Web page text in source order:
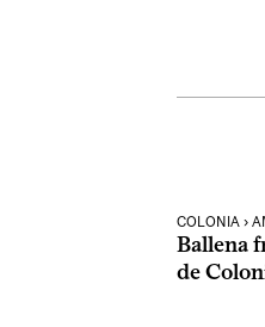
COLONIA ›
Ballena
de